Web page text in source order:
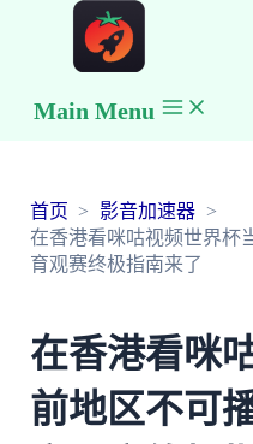
Main Menu
首页
影音加速器
在香港看咪咕视频世界杯
育观赛终极指南来了
在香港看咪
前地区不可